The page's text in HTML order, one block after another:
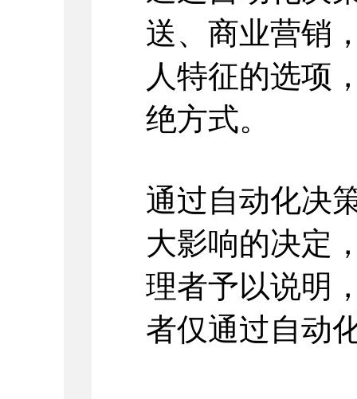
送、商业营销
人特征的选项
绝方式。
通过自动化决
大影响的决定
理者予以说明
者仅通过自动